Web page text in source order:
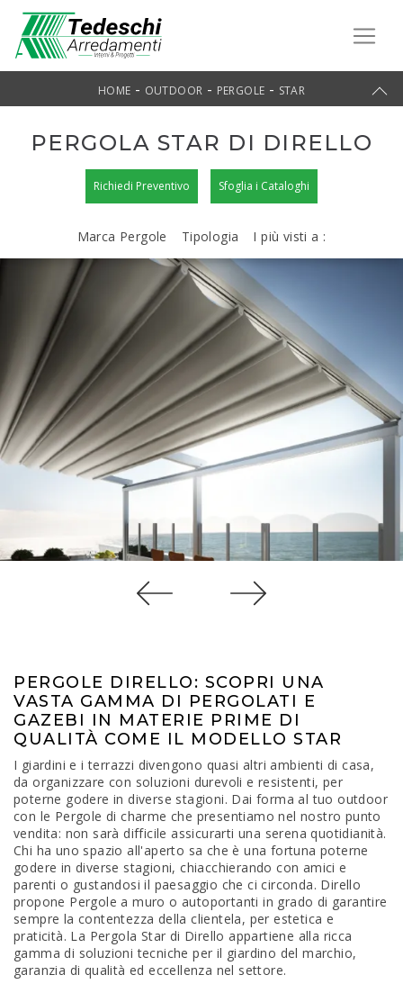
HOME - OUTDOOR - PERGOLE - STAR
PERGOLA STAR DI DIRELLO
Richiedi Preventivo Sfoglia i Cataloghi
Marca Pergole Tipologia I più visti a :
PERGOLE DIRELLO: SCOPRI UNA
VASTA GAMMA DI PERGOLATI E
GAZEBI IN MATERIE PRIME DI
QUALITÀ COME IL MODELLO STAR
I giardini e i terrazzi divengono quasi altri ambienti di casa,
da organizzare con soluzioni durevoli e resistenti, per
poterne godere in diverse stagioni. Dai forma al tuo outdoor
con le Pergole di charme che presentiamo nel nostro punto
vendita: non sarà difficile assicurarti una serena quotidianità.
Chi ha uno spazio all'aperto sa che è una fortuna poterne
godere in diverse stagioni, chiacchierando con amici e
parenti o gustandosi il paesaggio che ci circonda. Dirello
propone Pergole a muro o autoportanti in grado di garantire
sempre la contentezza della clientela, per estetica e
praticità. La Pergola Star di Dirello appartiene alla ricca
gamma di soluzioni tecniche per il giardino del marchio,
garanzia di qualità ed eccellenza nel settore.